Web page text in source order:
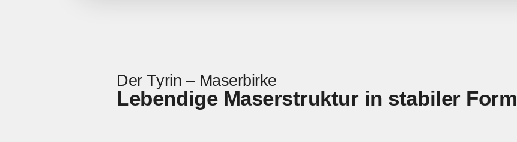
Der Tyrin – Maserbirke
Lebendige Maserstruktur in stabiler Form